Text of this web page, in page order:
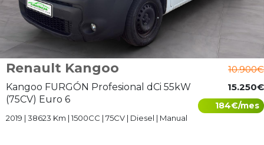
Renault Kangoo
Kangoo FURGÓN Profesional dCi 55kW
(75CV) Euro 6
2019 | 38623 Km | 1500CC | 75CV | Diesel | Manual
10.900€
15.250€
184€/mes